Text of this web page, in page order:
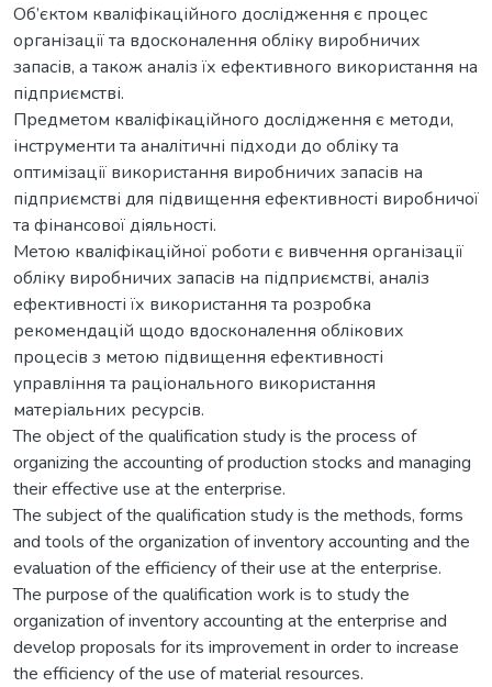
Об’єктом кваліфікаційного дослідження є процес
організації та вдосконалення обліку виробничих
запасів, а також аналіз їх ефективного використання на
підприємстві.
Предметом кваліфікаційного дослідження є методи,
інструменти та аналітичні підходи до обліку та
оптимізації використання виробничих запасів на
підприємстві для підвищення ефективності виробничої
та фінансової діяльності.
Метою кваліфікаційної роботи є вивчення організації
обліку виробничих запасів на підприємстві, аналіз
ефективності їх використання та розробка
рекомендацій щодо вдосконалення облікових
процесів з метою підвищення ефективності
управління та раціонального використання
матеріальних ресурсів.
The object of the qualification study is the process of
organizing the accounting of production stocks and managing
their effective use at the enterprise.
The subject of the qualification study is the methods, forms
and tools of the organization of inventory accounting and the
evaluation of the efficiency of their use at the enterprise.
The purpose of the qualification work is to study the
organization of inventory accounting at the enterprise and
develop proposals for its improvement in order to increase
the efficiency of the use of material resources.